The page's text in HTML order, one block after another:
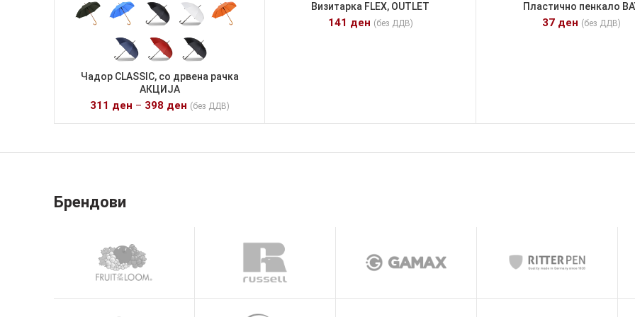
Чадор CLASSIC, со дрвена рачка
АКЦИЈА
311 ден – 398 ден (без ДДВ)
Визитарка FLEX, OUTLET
141 ден (без ДДВ)
Пластично пенкало
37 ден (без ДДВ)
Брендови